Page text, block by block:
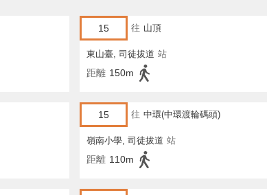
15 往 山頂
東山臺, 司徒拔道 站
距離 150m
15 往 中環(中環渡輪碼頭)
嶺南小學, 司徒拔道 站
距離 110m